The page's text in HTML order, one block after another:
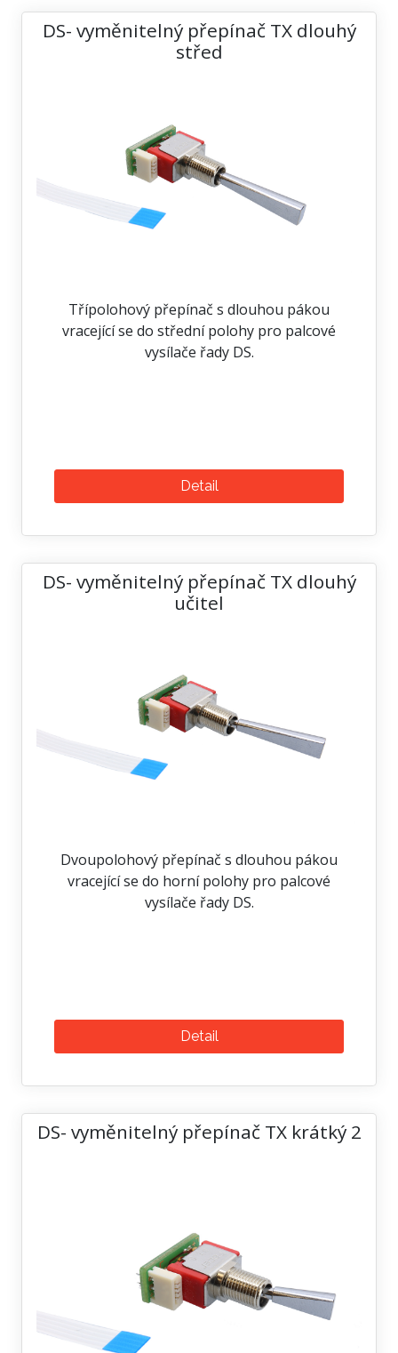
DS- vyměnitelný přepínač TX dlouhý
střed
Třípolohový přepínač s dlouhou pákou
vracející se do střední polohy pro palcové
vysílače řady DS.
Detail
DS- vyměnitelný přepínač TX dlouhý
učitel
Dvoupolohový přepínač s dlouhou pákou
vracející se do horní polohy pro palcové
vysílače řady DS.
Detail
DS- vyměnitelný přepínač TX krátký 2